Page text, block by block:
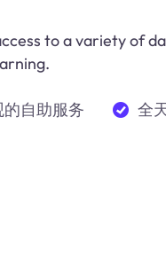
to a variety of
的自助服务 全